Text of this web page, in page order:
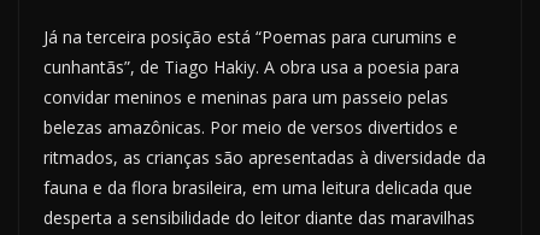
Já na terceira posição está “Poemas para curumins e
cunhantãs”, de Tiago Hakiy. A obra usa a poesia para
convidar meninos e meninas para um passeio pelas
belezas amazônicas. Por meio de versos divertidos e
ritmados, as crianças são apresentadas à diversidade da
fauna e da flora brasileira, em uma leitura delicada que
desperta a sensibilidade do leitor diante das maravilhas